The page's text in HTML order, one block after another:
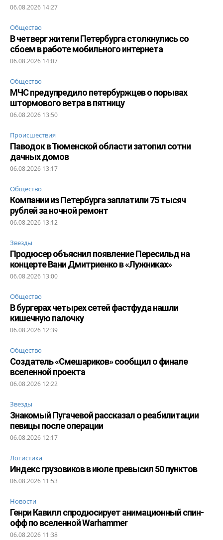
06.08.2026 14:27
Общество
В четверг жители Петербурга столкнулись со
сбоем в работе мобильного интернета
06.08.2026 14:07
Общество
МЧС предупредило петербуржцев о порывах
штормового ветра в пятницу
06.08.2026 13:50
Происшествия
Паводок в Тюменской области затопил сотни
дачных домов
06.08.2026 13:17
Общество
Компании из Петербурга заплатили 75 тысяч
рублей за ночной ремонт
06.08.2026 13:12
Звезды
Продюсер объяснил появление Пересильд на
концерте Вани Дмитриенко в «Лужниках»
06.08.2026 13:00
Общество
В бургерах четырех сетей фастфуда нашли
кишечную палочку
06.08.2026 12:39
Общество
Создатель «Смешариков» сообщил о финале
вселенной проекта
06.08.2026 12:22
Звезды
Знакомый Пугачевой рассказал о реабилитации
певицы после операции
06.08.2026 12:17
Логистика
Индекс грузовиков в июле превысил 50 пунктов
06.08.2026 11:53
Новости
Генри Кавилл спродюсирует анимационный спин-
офф по вселенной Warhammer
06.08.2026 11:38